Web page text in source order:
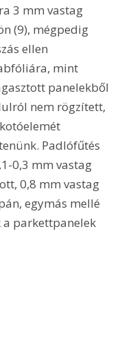
3 mm vastag
(9), mégpedig
ellen
mint
panelekből
nem rögzített,
Padlófűtés
0,3 mm vastag
0,8 mm vastag
egymás mellé
a parkettpanelek